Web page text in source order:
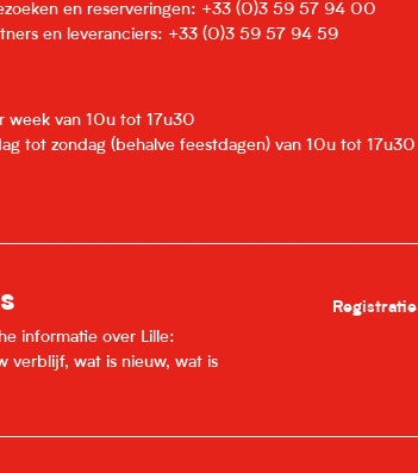
en reserveringen: +33 (0)3 59 57 94 00
en leveranciers: +33 (0)3 59 57 94 59
week van 10u tot 17u30
tot zondag (behalve feestdagen) van 10u tot 17u30
informatie over Lille:
verblijf, wat is nieuw, wat is
Registratie